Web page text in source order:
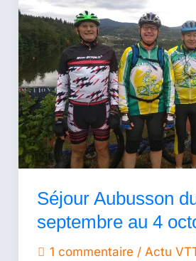
Séjour Aubusson
septembre au 4
1 commentaire / Actu
du
30
septembre
4
octobre
2020